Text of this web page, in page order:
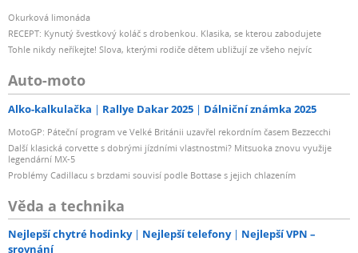
Okurková limonáda
RECEPT: Kynutý švestkový koláč s drobenkou. Klasika, se kterou zabodujete
Tohle nikdy neříkejte! Slova, kterými rodiče dětem ubližují ze všeho nejvíc
Auto-moto
Alko-kalkulačka Rallye Dakar 2025 Dálniční známka 2025
MotoGP: Páteční program ve Velké Británii uzavřel rekordním časem Bezzecchi
Další klasická corvette s dobrými jízdními vlastnostmi? Mitsuoka znovu využije
legendární MX-5
Problémy Cadillacu s brzdami souvisí podle Bottase s jejich chlazením
Věda a technika
Nejlepší chytré hodinky Nejlepší telefony
Nejlepší VPN –
srovnání